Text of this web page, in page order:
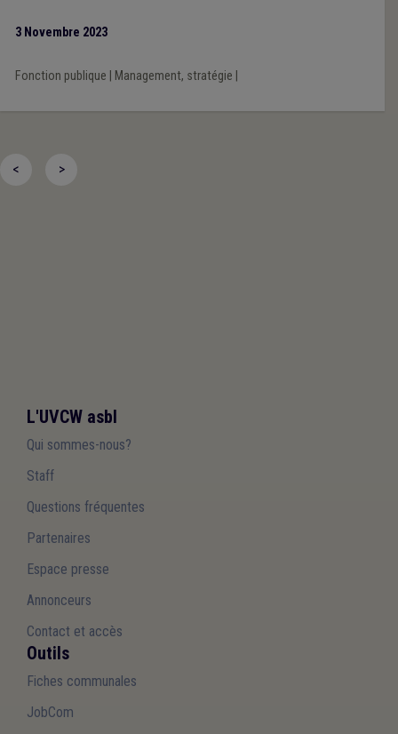
3 Novembre 2023
Fonction publique Management, stratégie
< >
L'UVCW asbl
Qui sommes-nous?
Staff
Questions fréquentes
Partenaires
Espace presse
Annonceurs
Contact et accès
Outils
Fiches communales
JobCom